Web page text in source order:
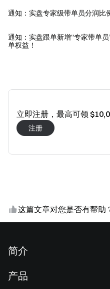
通知：实盘专家级带单员分润比
通知：实盘跟单新增“专家带单
单权益！
立即注册，最高可领
注册
这篇文章对您是否有帮助
简介
产品